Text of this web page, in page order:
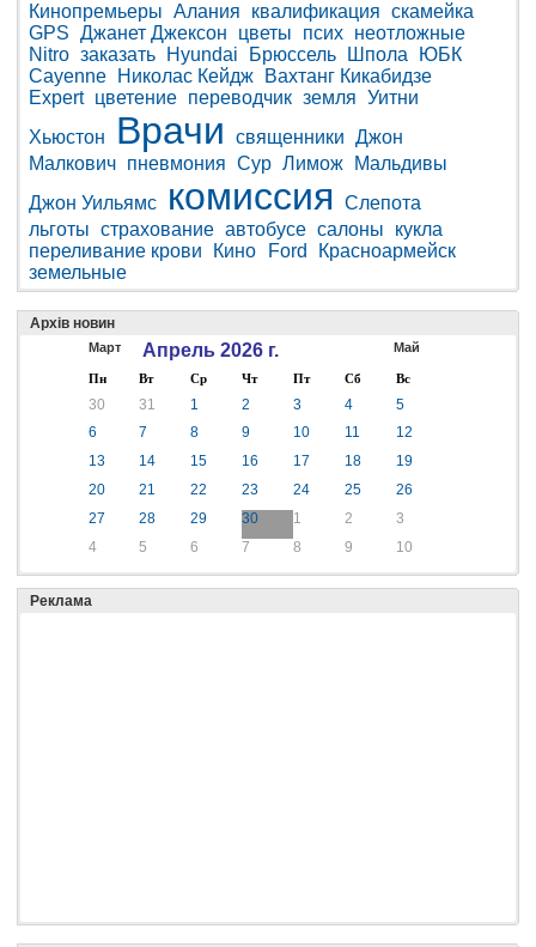
Кинопремьеры Алания квалификация скамейка
GPS Джанет Джексон цветы псих неотложные
Nitro заказать Hyundai Брюссель Шпола
ЮБК
Cayenne
Николас Кейдж
Вахтанг Кикабидзе
Expert цветение переводчик земля Уитни
Хьюстон
Врачи священники Джон
Малкович пневмония Сур Лимож
Мальдивы
Джон Уильямс
комиссия Слепота
льготы страхование автобусе салоны
кукла
переливание крови
Кино Ford
Красноармейск
земельные
Архів новин
Март Апрель 2026 г. Май
Пн Вт Ср Чт Пт Сб Вс
30 31 1 2 3 4
5
6
7 8 9 10 11
12
13
14 15 16 17 18
19
20
21 22 23 24 25
26
27
28 29 30 1 2
3
4
5 6 7 8 9 10
Реклама